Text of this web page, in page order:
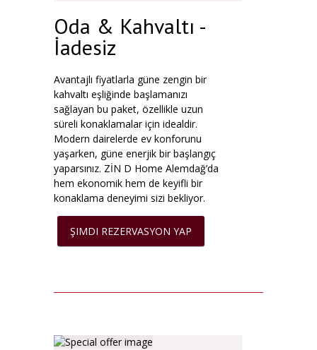
Oda & Kahvaltı -
İadesiz
Avantajlı fiyatlarla güne zengin bir
kahvaltı eşliğinde başlamanızı
sağlayan bu paket, özellikle uzun
süreli konaklamalar için idealdir.
Modern dairelerde ev konforunu
yaşarken, güne enerjik bir başlangıç
yaparsınız. ZİN D Home Alemdağ’da
hem ekonomik hem de keyifli bir
konaklama deneyimi sizi bekliyor.
ŞIMDI REZERVASYON YAP